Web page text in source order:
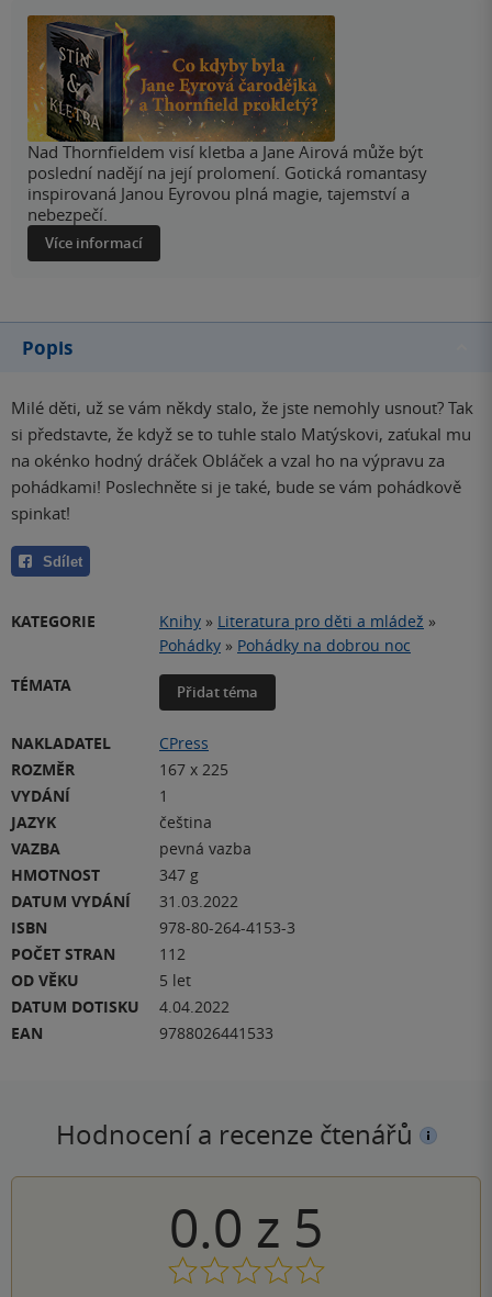
Nad Thornfieldem visí kletba a Jane Airová může být
poslední nadějí na její prolomení. Gotická romantasy
inspirovaná Janou Eyrovou plná magie, tajemství a
nebezpečí.
Více informací
Popis
Milé děti, už se vám někdy stalo, že jste nemohly usnout? Tak
si představte, že když se to tuhle stalo Matýskovi, zaťukal mu
na okénko hodný dráček Obláček a vzal ho na výpravu za
pohádkami! Poslechněte si je také, bude se vám pohádkově
spinkat!
Sdílet
KATEGORIE Knihy » Literatura pro děti a mládež »
Pohádky » Pohádky na dobrou noc
TÉMATA
Přidat téma
NAKLADATEL
CPress
ROZMĚR
167 x 225
VYDÁNÍ
1
JAZYK
čeština
VAZBA
pevná vazba
HMOTNOST
347 g
DATUM VYDÁNÍ
31.03.2022
ISBN
978-80-264-4153-3
POČET STRAN
112
OD VĚKU
5 let
DATUM DOTISKU
4.04.2022
EAN
9788026441533
Hodnocení a recenze čtenářů
0.0 z 5